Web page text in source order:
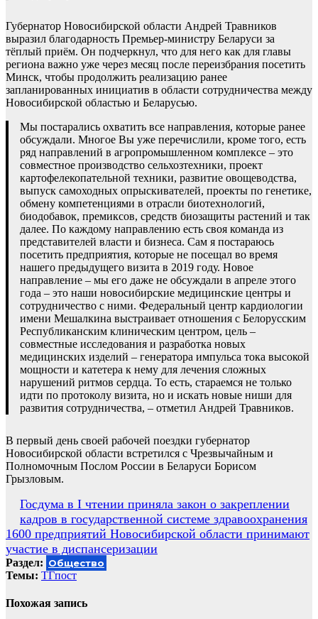
Губернатор Новосибирской области Андрей Травников
выразил благодарность Премьер-министру Беларуси за
тёплый приём. Он подчеркнул, что для него как для главы
региона важно уже через месяц после переизбрания посетить
Минск, чтобы продолжить реализацию ранее
запланированных инициатив в области сотрудничества между
Новосибирской областью и Беларусью.
Мы постарались охватить все направления, которые ранее
обсуждали. Многое Вы уже перечислили, кроме того, есть
ряд направлений в агропромышленном комплексе – это
совместное производство сельхозтехники, проект
картофелекопательной техники, развитие овощеводства,
выпуск самоходных опрыскивателей, проекты по генетике,
обмену компетенциями в отрасли биотехнологий,
биодобавок, премиксов, средств биозащиты растений и так
далее. По каждому направлению есть своя команда из
представителей власти и бизнеса. Сам я постараюсь
посетить предприятия, которые не посещал во время
нашего предыдущего визита в 2019 году. Новое
направление – мы его даже не обсуждали в апреле этого
года – это наши новосибирские медицинские центры и
сотрудничество с ними. Федеральный центр кардиологии
имени Мешалкина выстраивает отношения с Белорусским
Республиканским клиническим центром, цель –
совместные исследования и разработка новых
медицинских изделий – генератора импульса тока высокой
мощности и катетера к нему для лечения сложных
нарушений ритмов сердца. То есть, стараемся не только
идти по протоколу визита, но и искать новые ниши для
развития сотрудничества, – отметил Андрей Травников.
В первый день своей рабочей поездки губернатор
Новосибирской области встретился с Чрезвычайным и
Полномочным Послом России в Беларуси Борисом
Грызловым.
Навигация
по
записям
Госдума в I чтении приняла закон о закреплении
кадров в государственной системе здравоохранения
1600 предприятий Новосибирской области принимают
участие в диспансеризации
Раздел: Общество
Темы: ТГпост
Похожая запись